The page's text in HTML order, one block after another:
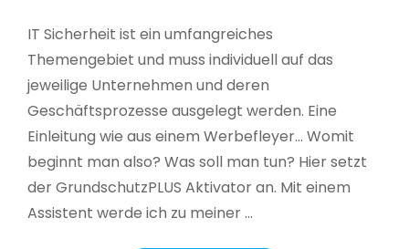
IT Sicherheit ist ein umfangreiches
Themengebiet und muss individuell auf das
jeweilige Unternehmen und deren
Geschäftsprozesse ausgelegt werden. Eine
Einleitung wie aus einem Werbefleyer… Womit
beginnt man also? Was soll man tun? Hier setzt
der GrundschutzPLUS Aktivator an. Mit einem
Assistent werde ich zu meiner …